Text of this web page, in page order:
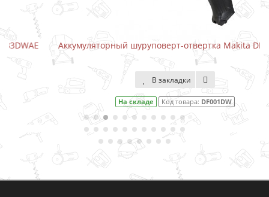
Аккумуляторный шуруповерт-отвертка Makita DF001DW
На складе Код товара: DF001DW